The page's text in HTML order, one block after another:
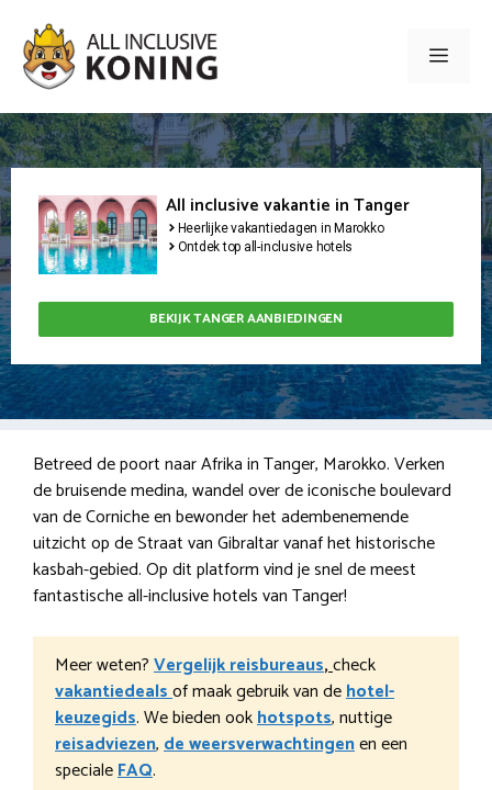
naar
inhoud
Menu
All inclusive vakantie in Tanger
Heerlijke vakantiedagen in Marokko
Ontdek top all-inclusive hotels
BEKIJK TANGER AANBIEDINGEN
Betreed de poort naar Afrika in Tanger, Marokko. Verken
de bruisende medina, wandel over de iconische boulevard
van de Corniche en bewonder het adembenemende
uitzicht op de Straat van Gibraltar vanaf het historische
kasbah-gebied. Op dit platform vind je snel de meest
fantastische all-inclusive hotels van Tanger!
Meer weten?Vergelijk reisbureaus,check
vakantiedealsof maak gebruik van dehotel-
keuzegids. We bieden ookhotspots, nuttige
reisadviezen,de weersverwachtingenen een
specialeFAQ.